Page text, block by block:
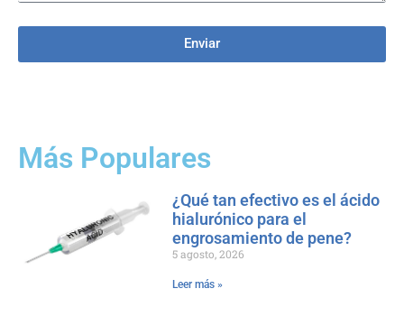
Enviar
Más Populares
¿Qué tan efectivo es el ácido
hialurónico para el
engrosamiento de pene?
5 agosto, 2026
Leer más »